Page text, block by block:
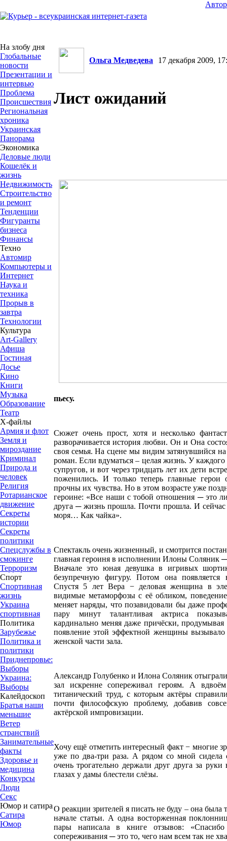
На злобу дня
Глобальные
новости
Презентации и
интервью
Проблема
Происшествия
Региональная
хроника
Украинская
Панорама
Экономика
Деловые люди
Кошелёк и
жизнь
Недвижимость
Строительство
и ремонт
Тенденции
Фигуранты
бизнеса
Финансы
Техно
Автомир
Компьютеры и
Интернет
Наука и
техника
Прорыв в
завтра
Технологии
Культура
Art-Gallery
Афиша
Гостиная
Досье
Кино
Книги
Музыка
Образование
Театр
Х-файлы
Армия и флот
Земля и
мироздание
Криминал
Природа и
человек
Религия
Ротарианское
движение
Секреты
истории
Секреты
политики
Спецслужбы в
смокинге
Терроризм
Спорт
Спортивная
жизнь
Украина
спортивная
Политика
Зарубежье
Политика и
политики
Приднепровье:
Выборы
Украина:
Выборы
Калейдоскоп
Братья наши
меньшие
Ветер
странствий
Занимательные
факты
Здоровье и
медицина
Конкурсы
Люди
Секс
Юмор и сатира
Сатира
Юмор
Ольга Медведева 17 декабря 2009,
Лист ожиданий
пьесу.
Сюжет очень прост, хотя и несколько
разворачивается история любви. Он и Она
своя семья. На сцене мы видим затянувшийся
роман. Если вдуматься – целая жизнь. У каждого
супругов, и вот через тридцать лет их дети
поженились. И только теперь главные герои
прочны их чувства. Но в этом возрасте уже
героине: «Все наши с тобой отношения ─это
друга ─жизнь прошла. Почти прошла. И
моря… Как чайка».
Спектакль очень жизненный, и смотрится
главная героиня в исполнении Илоны Соляник ─
Вначале это юная девушка в игривых
безупречную фигуру. Потом она
Спустя 5 лет Вера − деловая женщина в
видимые метаморфозы с её обликом,
меняет наряды, что позавидовали бы даже
пару минут талантливая актриса
кардинально меняя даже причёски,
появление этой эффектной женщины
женской части зала.
Александр Голубенко и Илона Соляник
зал искренне сопереживал героям. А
титанический труд, с которым актёры
почти философскую проблему, добавив
актёрской импровизации.
Хочу ещё отметить интересный факт − многие
уже по два-три раза. А рядом со мной сидела
очень трогательно держали друг друга за
глазах у дамы блестели слёзы.
О реакции зрителей я писать не буду – она
начале статьи. А одна восторженная
пары написала в книге отзывов:
сопереживания ─это то, чего нам всем так не